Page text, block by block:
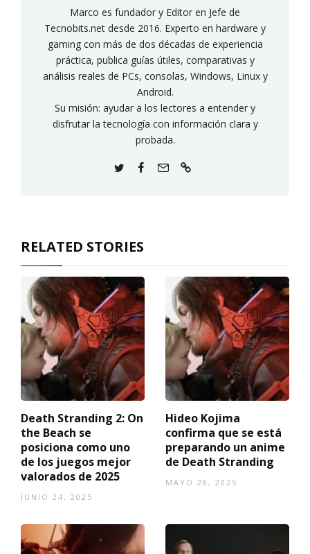
Marco es fundador y Editor en Jefe de
Tecnobits.net desde 2016. Experto en hardware y
gaming con más de dos décadas de experiencia
práctica, publica guías útiles, comparativas y
análisis reales de PCs, consolas, Windows, Linux y
Android.
Su misión: ayudar a los lectores a entender y
disfrutar la tecnología con información clara y
probada.
RELATED STORIES
Death Stranding 2: On
the Beach se
posiciona como uno
de los juegos mejor
valorados de 2025
JUNIO 24, 2025
Hideo Kojima
confirma que se está
preparando un anime
de Death Stranding
MAYO 28, 2025